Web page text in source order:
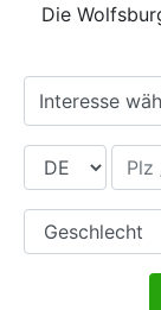
Die
Interesse
Land Plz /
Geschlecht